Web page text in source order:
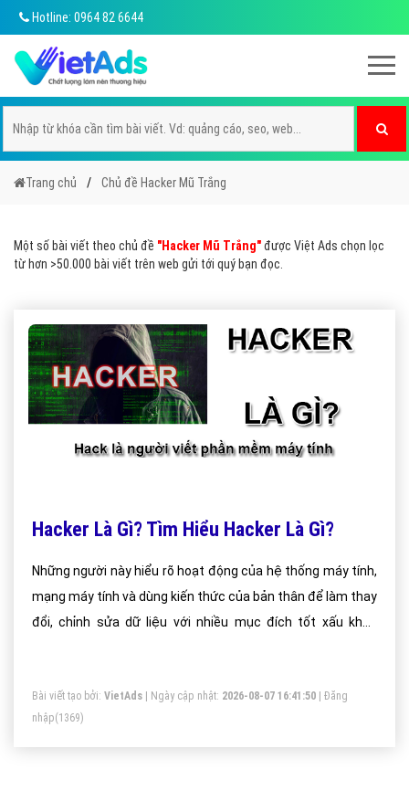
Hotline: 0964 82 6644
Trang chủ Chủ đề Hacker Mũ Trắng
Một số bài viết theo chủ đề "Hacker Mũ Trắng"được Việt Ads chọn lọc
từ hơn >50.000 bài viết trên web gửi tới quý bạn đọc.
Hacker Là Gì? Tìm Hiểu Hacker Là Gì?
Những người này hiểu rõ hoạt động của hệ thống máy tính,
mạng máy tính và dùng kiến thức của bản thân để làm thay
đổi, chỉnh sửa dữ liệu với nhiều mục đích tốt xấu khác
Bài viết tạo bởi: VietAds | Ngày cập nhật: 2026-08-07 16:41:50
Đăng
nhập(1369)